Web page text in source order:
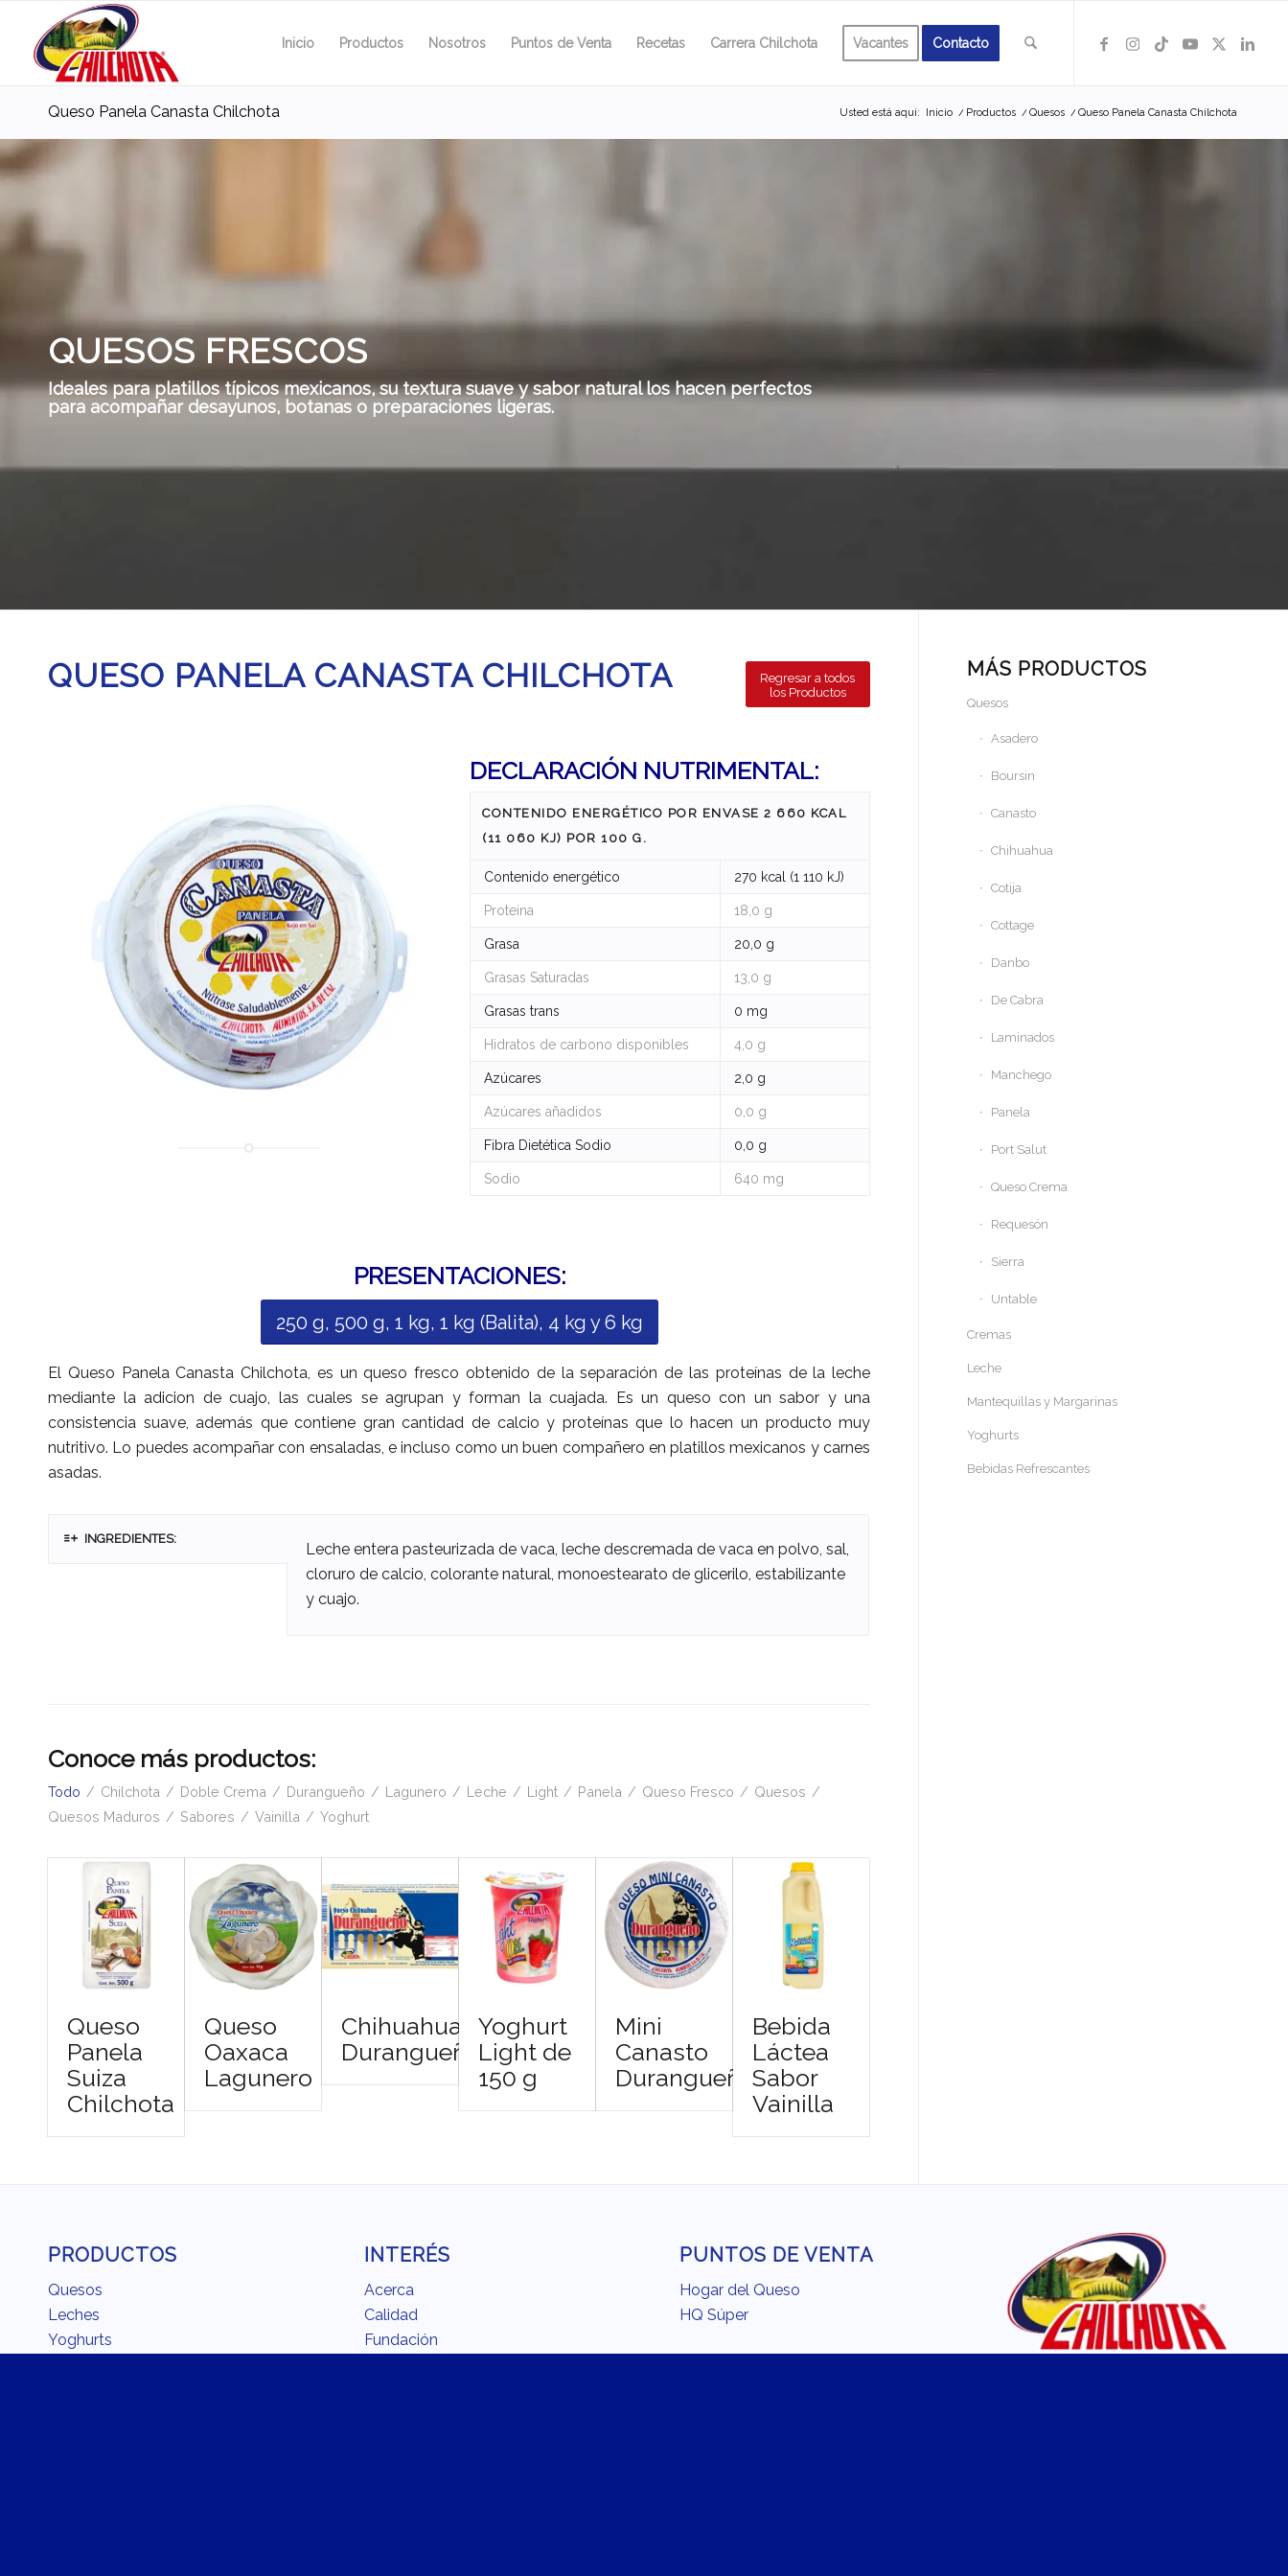
Inicio Productos Nosotros Puntos de Venta Recetas Carrera Chilchota Vacantes Contacto
Queso Panela Canasta Chilchota Usted está aquí: Inicio / Productos / Quesos / Queso Panela Canasta Chilchota
QUESOS FRESCOS
Ideales para platillos típicos mexicanos, su textura suave y sabor natural los hacen perfectos
para acompañar desayunos, botanas o preparaciones ligeras.
QUESO PANELA CANASTA CHILCHOTA
Regresar a todos
los Productos
DECLARACIÓN NUTRIMENTAL:
CONTENIDO ENERGÉTICO POR ENVASE 2 660 KCAL
(11 060 KJ) POR 100 G.
Contenido energético 270 kcal (1 110 kJ)
Proteína 18,0 g
Grasa 20,0 g
Grasas Saturadas 13,0 g
Grasas trans 0 mg
Hidratos de carbono disponibles 4,0 g
Azúcares 2,0 g
Azúcares añadidos 0,0 g
Fibra Dietética Sodio 0,0 g
Sodio 640 mg
PRESENTACIONES:
250 g, 500 g, 1 kg, 1 kg (Balita), 4 kg y 6 kg
El Queso Panela Canasta Chilchota, es un queso fresco obtenido de la separación de las proteínas de la leche
mediante la adicion de cuajo, las cuales se agrupan y forman la cuajada. Es un queso con un sabor y una
consistencia suave, además que contiene gran cantidad de calcio y proteínas que lo hacen un producto muy
nutritivo. Lo puedes acompañar con ensaladas, e incluso como un buen compañero en platillos mexicanos y carnes
asadas.
INGREDIENTES:
Leche entera pasteurizada de vaca, leche descremada de vaca en polvo, sal,
cloruro de calcio, colorante natural, monoestearato de glicerilo, estabilizante
y cuajo.
Conoce más productos:
Todo / Chilchota / Doble Crema / Durangueño / Lagunero / Leche / Light / Panela / Queso Fresco / Quesos /
Quesos Maduros / Sabores / Vainilla / Yoghurt
Queso
Panela
Suiza
Chilchota
Queso
Oaxaca
Lagunero
Chihuahua
Durangueño
Yoghurt
Light de
150 g
Mini
Canasto
Durangueño
Bebida
Láctea
Sabor
Vainilla
MÁS PRODUCTOS
Quesos
Asadero
Boursin
Canasto
Chihuahua
Cotija
Cottage
Danbo
De Cabra
Laminados
Manchego
Panela
Port Salut
Queso Crema
Requesón
Sierra
Untable
Cremas
Leche
Mantequillas y Margarinas
Yoghurts
Bebidas Refrescantes
PRODUCTOS
Quesos
Leches
Yoghurts
INTERÉS
Acerca
Calidad
Fundación
PUNTOS DE VENTA
Hogar del Queso
HQ Súper